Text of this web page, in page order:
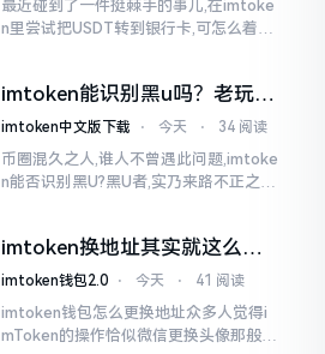
最近碰到了一件挺棘手的事儿,在imtoke
n里尝试把USDT转到银行卡,可怎么着都
么时长
imtoken能识别黑u吗？老玩家
告诉你真相
imtoken中文版下载 ⋅ 今天 ⋅ 34 阅读
币圈混久之人,谁人不曾遇此问题,imtoke
n能否识别黑U?黑U者,实乃来路不正之钱
imtoken换地址其实就这么回
事
imtoken钱包2.0 ⋅ 今天 ⋅ 41 阅读
imtoken钱包怎么更换地址众多人觉得i
mToken的操作恰似微信更换头像那般简